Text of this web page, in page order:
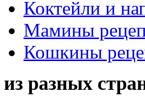
Коктейли и
Мамины
Кошкины
из разных